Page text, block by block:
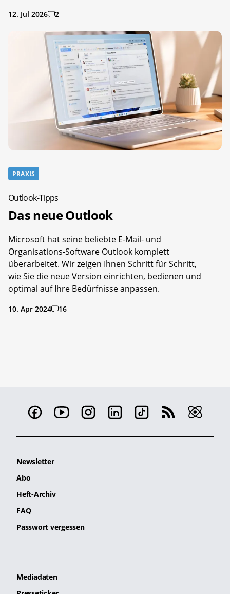
12. Jul 2026 2
PRAXIS
Outlook-Tipps
Das neue Outlook
Microsoft hat seine beliebte E-Mail- und
Organisations-Software Outlook komplett
überarbeitet. Wir zeigen Ihnen Schritt für Schritt,
wie Sie die neue Version einrichten, bedienen und
optimal auf Ihre Bedürfnisse anpassen.
10. Apr 2024 16
Newsletter
Abo
Heft-Archiv
FAQ
Passwort vergessen
Mediadaten